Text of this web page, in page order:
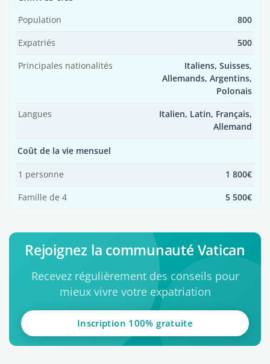
Population 800
Expatriés 500
Principales nationalités
Italiens, Suisses,
Allemands, Argentins,
Polonais
Langues
Italien, Latin, Français,
Allemand
Coût de la vie mensuel
1 personne 1 800€
Famille de 4 5 500€
Rejoignez la communauté Vatican
Recevez régulièrement des conseils pour
mieux vivre votre expatriation
Inscription 100% gratuite